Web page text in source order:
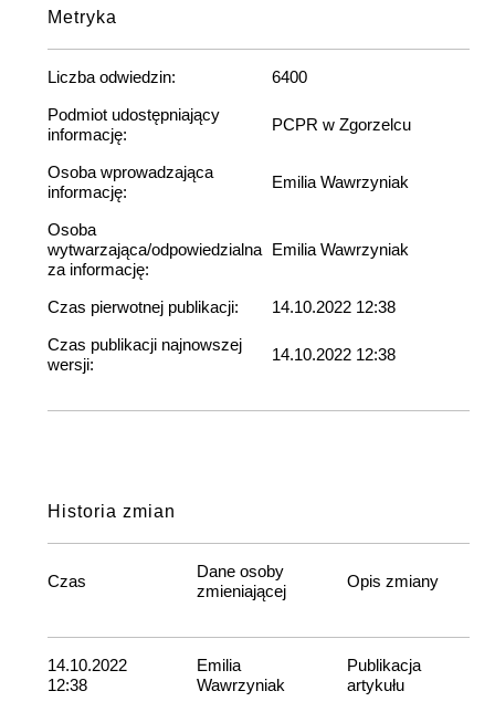
Metryka
Liczba odwiedzin:
6400
Podmiot udostępniający
informację:
PCPR w Zgorzelcu
Osoba wprowadzająca
informację:
Emilia Wawrzyniak
Osoba
wytwarzająca/odpowiedzialna
za informację:
Emilia Wawrzyniak
Czas pierwotnej publikacji:
14.10.2022 12:38
Czas publikacji najnowszej
wersji:
14.10.2022 12:38
Historia zmian
Czas
Dane osoby
zmieniającej
Opis zmiany
14.10.2022
12:38
Emilia
Wawrzyniak
Publikacja
artykułu